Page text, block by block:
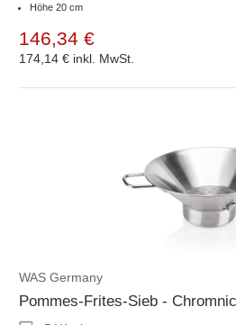
Höhe 20 cm
146,34 €
174,14 € inkl. MwSt.
WAS Germany
Pommes-Frites-Sieb -